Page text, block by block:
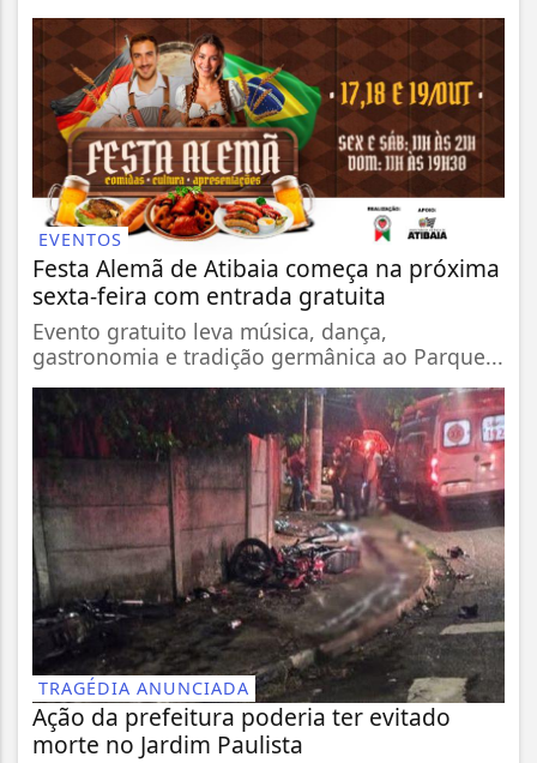
EVENTOS
Festa Alemã de Atibaia começa na próxima
sexta-feira com entrada gratuita
Evento gratuito leva música, dança,
gastronomia e tradição germânica ao Parque...
TRAGÉDIA ANUNCIADA
Ação da prefeitura poderia ter evitado
morte no Jardim Paulista